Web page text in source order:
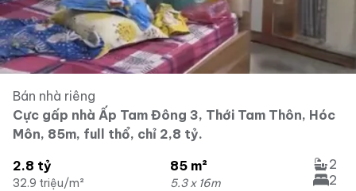
Bán nhà riêng
Cực gấp nhà Ấp Tam Đông 3, Thới Tam Thôn, Hóc
Môn, 85m, full thổ, chỉ 2,8 tỷ.
2.8 tỷ
32.9 triệu/m²
85 m²
5.3 x 16m
2
2